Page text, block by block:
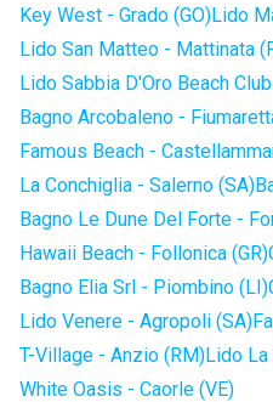
Key West - Grado (GO)Lido
Lido San Matteo - Mattinata
Lido Sabbia D'Oro Beach
Bagno Arcobaleno -
Famous Beach -
La Conchiglia - Salerno (SA)
Bagno Le Dune Del Forte -
Hawaii Beach - Follonica (GR)
Bagno Elia Srl - Piombino (LI)
Lido Venere - Agropoli (SA)
T-Village - Anzio (RM)Lido La
White Oasis - Caorle (VE)